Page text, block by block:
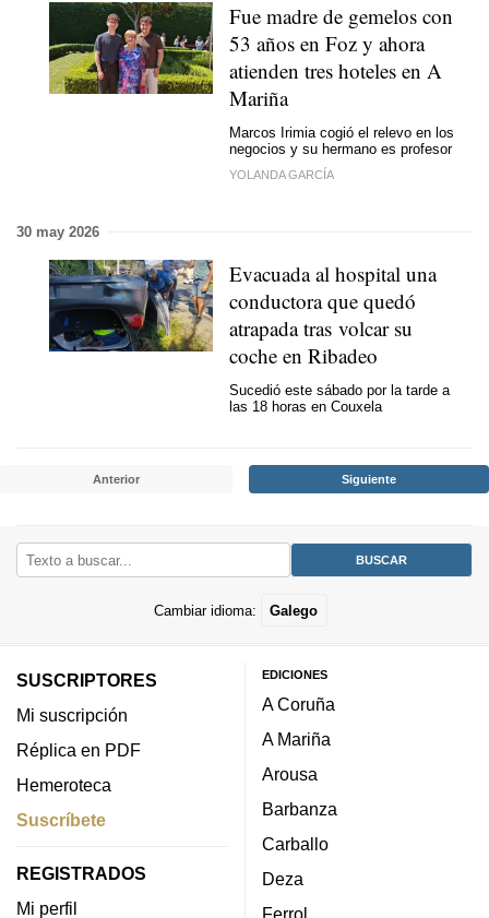
Fue madre de gemelos con
53 años en Foz y ahora
atienden tres hoteles en A
Mariña
Marcos Irimia cogió el relevo en los
negocios y su hermano es profesor
YOLANDA GARCÍA
30 may 2026
Evacuada al hospital una
conductora que quedó
atrapada tras volcar su
coche en Ribadeo
Sucedió este sábado por la tarde a
las 18 horas en Couxela
Anterior Siguiente
Cambiar idioma: Galego
SUSCRIPTORES
Mi suscripción
Réplica en PDF
Hemeroteca
Suscríbete
REGISTRADOS
Mi perfil
EDICIONES
A Coruña
A Mariña
Arousa
Barbanza
Carballo
Deza
Ferrol